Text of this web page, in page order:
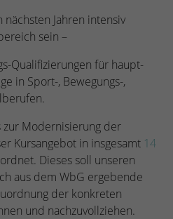
Jahren intensiv
sein –
Qualifizierungen für haupt-
in Sport-, Bewegungs-,
zur Modernisierung der
Kursangebot in insgesamt 14
Dieses soll unseren
aus dem WbG ergebende
der konkreten
und nachzuvollziehen.
identifiziert die Besucher
Geschlecht oder Interessen
dazu den DoubleClick des
Manager, um die gezielte
zu vereinfachen.